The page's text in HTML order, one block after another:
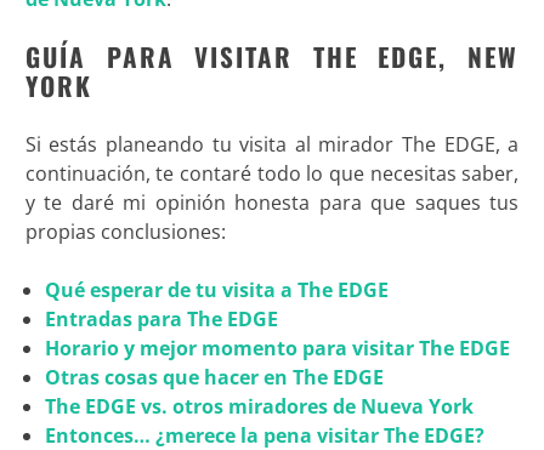
GUÍA PARA VISITAR THE EDGE, NEW
YORK
Si estás planeando tu visita al mirador The EDGE, a
continuación, te contaré todo lo que necesitas saber,
y te daré mi opinión honesta para que saques tus
propias conclusiones:
Qué esperar de tu visita a The EDGE
Entradas para The EDGE
Horario y mejor momento para visitar The EDGE
Otras cosas que hacer en The EDGE
The EDGE vs. otros miradores de Nueva York
Entonces… ¿merece la pena visitar The EDGE?